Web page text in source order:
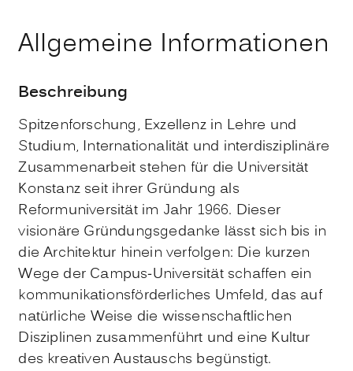
Allgemeine Informationen
Beschreibung
Spitzenforschung, Exzellenz in Lehre und
Studium, Internationalität und interdisziplinäre
Zusammenarbeit stehen für die Universität
Konstanz seit ihrer Gründung als
Reformuniversität im Jahr 1966. Dieser
visionäre Gründungsgedanke lässt sich bis in
die Architektur hinein verfolgen: Die kurzen
Wege der Campus-Universität schaffen ein
kommunikationsförderliches Umfeld, das auf
natürliche Weise die wissenschaftlichen
Disziplinen zusammenführt und eine Kultur
des kreativen Austauschs begünstigt.